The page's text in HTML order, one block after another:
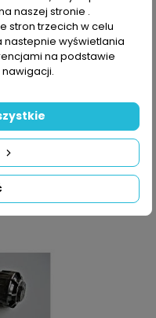
1''
naszej stronie .
stron trzecich w celu
nastepnie wyświetlania
na podstawie